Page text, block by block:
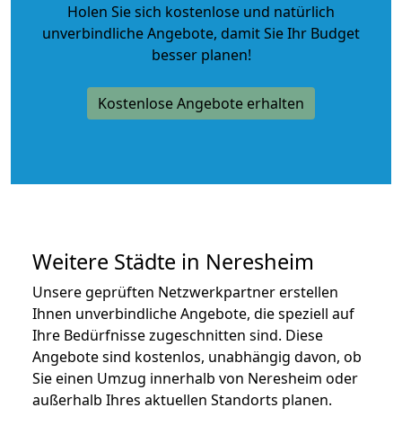
Holen Sie sich kostenlose und natürlich
unverbindliche Angebote, damit Sie Ihr Budget
besser planen!
Kostenlose Angebote erhalten
Weitere Städte in Neresheim
Unsere geprüften Netzwerkpartner erstellen
Ihnen unverbindliche Angebote, die speziell auf
Ihre Bedürfnisse zugeschnitten sind. Diese
Angebote sind kostenlos, unabhängig davon, ob
Sie einen Umzug innerhalb von Neresheim oder
außerhalb Ihres aktuellen Standorts planen.